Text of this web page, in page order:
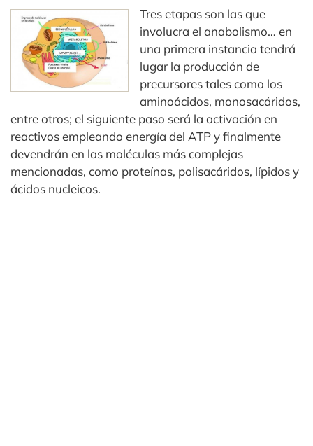
Tres etapas son las que
involucra el anabolismo… en
una primera instancia tendrá
lugar la producción de
precursores tales como los
aminoácidos, monosacáridos,
entre otros; el siguiente paso será la activación en
reactivos empleando energía del ATP y finalmente
devendrán en las moléculas más complejas
mencionadas, como proteínas, polisacáridos, lípidos y
ácidos nucleicos.